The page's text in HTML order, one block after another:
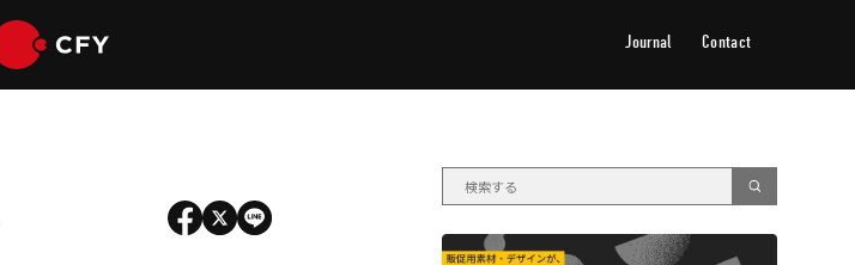
Journal Contact